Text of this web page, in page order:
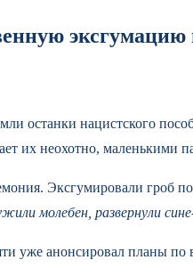
останки нацистского
их неохотно,
Эксгумировали гроб
молебен, развернули
уже анонсировал планы